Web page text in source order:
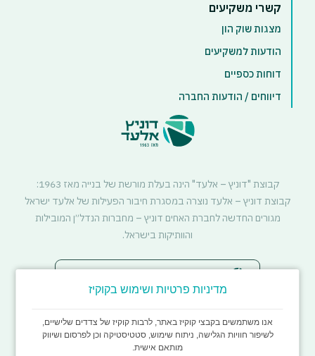
קבוצת "דוניץ – אלעד" הינה בעלת מורשת של בנייה מאז 1963:
קבוצת דוניץ – אלעד נוצרה במסגרת חיבור הפעילות של אלעד ישראל
מגורים החדשה לחברת האחים דוניץ – מחברות הנדל״ן המובילות
והוותיקות בישראל.
קשרי משקיעים
מצגות שוק הון
הודעות למשקיעים
דוחות כספיים
דיווחים / הודעות החברה
מדיניות פרטיות ושימוש בקוקיז
אנו משתמשים בקבצי קוקיז באתר, לרבות קוקיז של צדדים שלישיים,
לשיפור חוויות הגלישה, ניתוח שימוש, סטטיסטיקה וכן לפרסום ושיווק
מותאם אישית.